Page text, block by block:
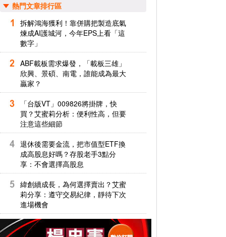
熱門文章排行區
拆解鴻海獲利！靠併購把製造底氣
煉成AI護城河，今年EPS上看「這
數字」
ABF載板需求爆發，「載板三雄」
欣興、景碩、南電，誰能成為最大
贏家？
「台版VT」009826將掛牌，快
買？艾蜜莉分析：便利性高，但要
注意這些細節
退休後需要金流，把市值型ETF換
成高股息好嗎？存股老手3點分
享：不會選擇高股息
緯創續成長，為何選擇賣出？艾蜜
莉分享：遵守交易紀律，靜待下次
進場機會